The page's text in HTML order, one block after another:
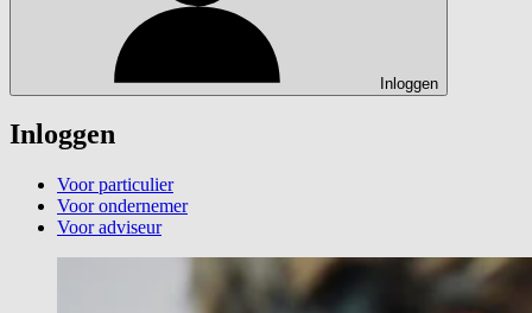
Inloggen
Inloggen
Voor particulier
Voor ondernemer
Voor adviseur